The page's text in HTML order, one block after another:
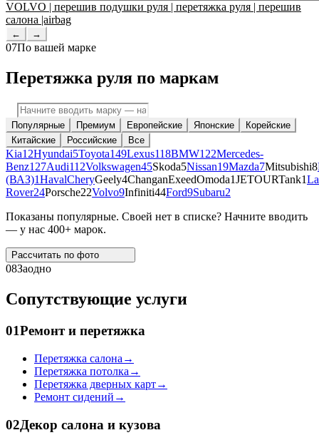
VOLVO | перешив подушки руля | перетяжка руля | перешив
салона |airbag
← →
07По вашей марке
Перетяжка руля по маркам
Популярные Премиум Европейские Японские
Корейские
Китайские
Российские Все
Kia12Hyundai5Toyota149Lexus118BMW122Mercedes-
Benz127Audi112Volkswagen45Skoda5Nissan19Mazda7Mitsubishi8
(ВАЗ)1HavalCheryGeely4ChanganExeedOmoda1JETOURTank1
Rover24Porsche22Volvo9Infiniti44Ford9Subaru2
Показаны популярные. Своей нет в списке? Начните вводить
— у нас 400+ марок.
Рассчитать по фото
08Заодно
Сопутствующие услуги
01Ремонт и перетяжка
Перетяжка салона →
Перетяжка потолка →
Перетяжка дверных карт→
Ремонт сидений →
02Декор салона и кузова